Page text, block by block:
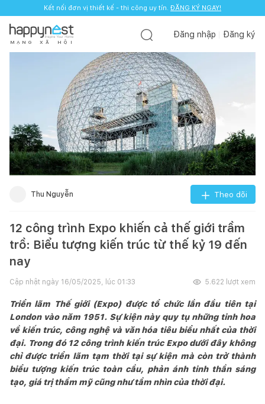
Kết nối đơn vị thiết kế - thi công uy tín. ĐĂNG KÝ NGAY!
M Ạ N G X Ã H Ộ I
Đăng nhập Đăng ký
Thu Nguyễn Theo dõi
12 công trình Expo khiến cả thế giới trầm
trồ: Biểu tượng kiến trúc từ thế kỷ 19 đến
nay
Cập nhật ngày 16/05/2025, lúc 01:33 5.622 lượt xem
Triển lãm Thế giới (Expo) được tổ chức lần đầu tiên tại
London vào năm 1951. Sự kiện này quy tụ những tinh hoa
về kiến trúc, công nghệ và văn hóa tiêu biểu nhất của thời
đại. Trong đó 12 công trình kiến trúc Expo dưới đây không
chỉ được triển lãm tạm thời tại sự kiện mà còn trở thành
biểu tượng kiến trúc toàn cầu, phản ánh tinh thần sáng
tạo, giá trị thẩm mỹ cũng như tầm nhìn của thời đại.